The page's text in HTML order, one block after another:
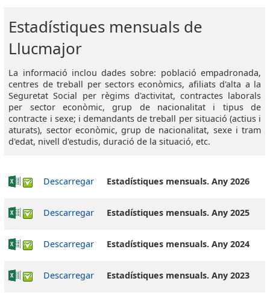
Estadístiques mensuals de
Llucmajor
La informació inclou dades sobre: població empadronada,
centres de treball per sectors econòmics, afiliats d'alta a la
Seguretat Social per règims d'activitat, contractes laborals
per sector econòmic, grup de nacionalitat i tipus de
contracte i sexe; i demandants de treball per situació (actius i
aturats), sector econòmic, grup de nacionalitat, sexe i tram
d'edat, nivell d'estudis, duració de la situació, etc.
Descarregar Estadístiques mensuals. Any 2026
Descarregar Estadístiques mensuals. Any 2025
Descarregar Estadístiques mensuals. Any 2024
Descarregar Estadístiques mensuals. Any 2023